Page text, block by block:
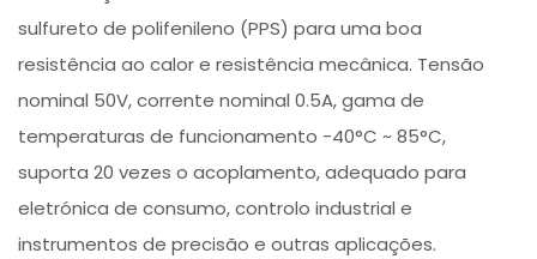
sulfureto de polifenileno (PPS) para uma boa
resistência ao calor e resistência mecânica. Tensão
nominal 50V, corrente nominal 0.5A, gama de
temperaturas de funcionamento -40°C ~ 85°C,
suporta 20 vezes o acoplamento, adequado para
eletrónica de consumo, controlo industrial e
instrumentos de precisão e outras aplicações.